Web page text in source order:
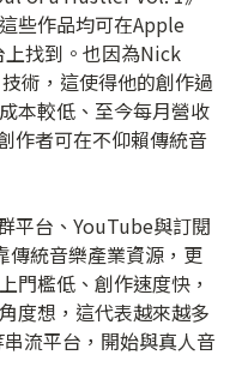
些作品均可在Apple
找到。也因為Nick
術，這使得他的創作過
本較低、至今每月營收
作者可在不仰賴傳統音
台、YouTube與訂閱
統音樂產業資源，更
門檻低、創作速度快，
度想，這代表越來越多
流平台，開始與真人音